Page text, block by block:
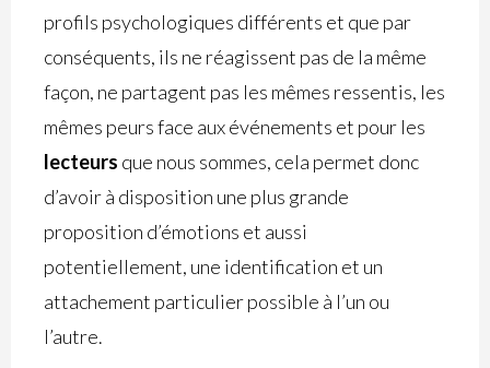
profils psychologiques différents et que par
conséquents, ils ne réagissent pas de la même
façon, ne partagent pas les mêmes ressentis, les
mêmes peurs face aux événements et pour les
lecteurs que nous sommes, cela permet donc
d’avoir à disposition une plus grande
proposition d’émotions et aussi
potentiellement, une identification et un
attachement particulier possible à l’un ou
l’autre.